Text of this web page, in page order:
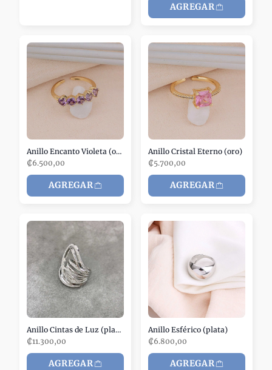
AGREGAR
Anillo Encanto Violeta (oro)
₡6.500,00
AGREGAR
Anillo Cristal Eterno (oro)
₡5.700,00
AGREGAR
Anillo Cintas de Luz (plata)
₡11.300,00
AGREGAR
Anillo Esférico (plata)
₡6.800,00
AGREGAR